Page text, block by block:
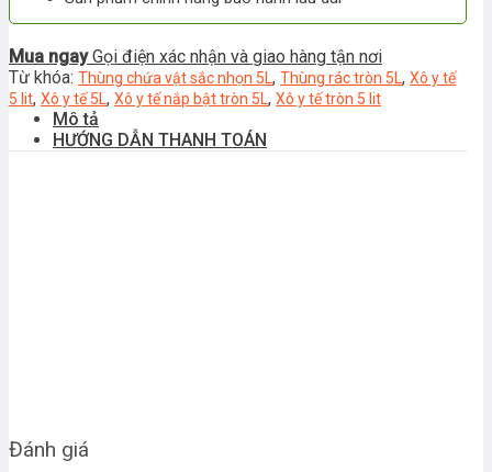
Mua ngay Gọi điện xác nhận và giao hàng tận nơi
Từ khóa: Thùng chứa vật sắc nhọn 5L, Thùng rác tròn 5L, Xô y tế
5 lit, Xô y tế 5L, Xô y tế nắp bật tròn 5L, Xô y tế tròn 5 lit
Mô tả
HƯỚNG DẪN THANH TOÁN
Đánh giá